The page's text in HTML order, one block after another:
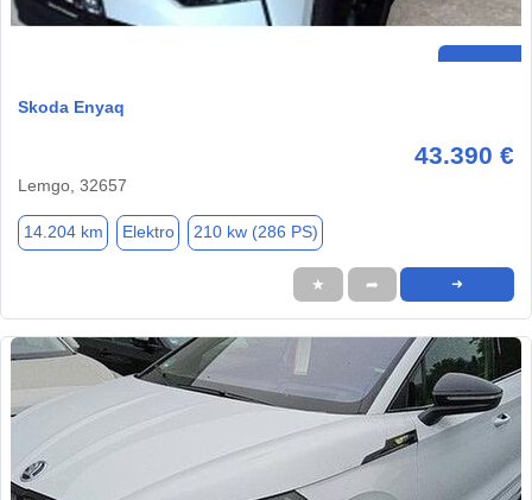
Skoda Enyaq
43.390 €
Lemgo, 32657
14.204 km Elektro 210 kw (286 PS)
★ ➦ ➜